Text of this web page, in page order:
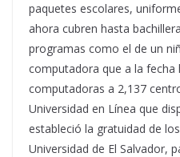
paquetes escolares,
ahora cubren hasta
programas como el de un
computadora que a la fecha
computadoras a 2,137
Universidad en Línea que
estableció la gratuidad de
Universidad de El Salvador,